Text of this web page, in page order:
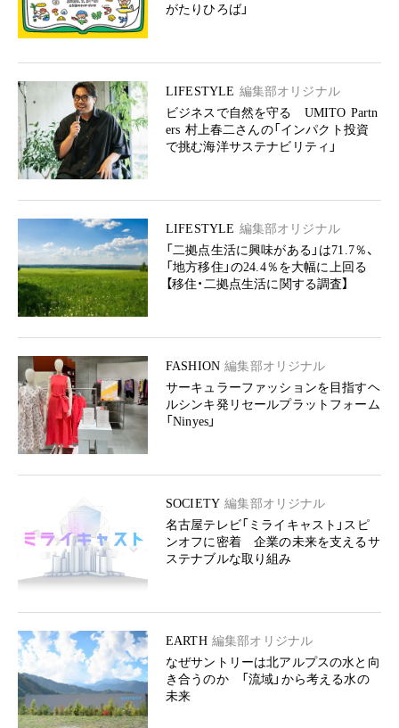
がたりひろば」
LIFESTYLE 編集部オリジナル
ビジネスで自然を守る UMITO Partn
ers 村上春二さんの「インパクト投資
で挑む海洋サステナビリティ」
LIFESTYLE 編集部オリジナル
「二拠点生活に興味がある」は71.7％、
「地方移住」の24.4％を大幅に上回る
【移住・二拠点生活に関する調査】
FASHION 編集部オリジナル
サーキュラーファッションを目指すヘ
ルシンキ発リセールプラットフォーム
「Ninyes」
SOCIETY 編集部オリジナル
名古屋テレビ「ミライキャスト」スピ
ンオフに密着 企業の未来を支えるサ
ステナブルな取り組み
EARTH 編集部オリジナル
なぜサントリーは北アルプスの水と向
き合うのか 「流域」から考える水の
未来